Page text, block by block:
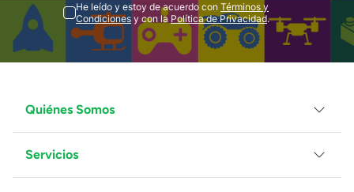
He leído y estoy de acuerdo con Términos y
Condiciones y con la Política de Privacidad.
Quiénes Somos
Grupo Juguetron
Localiza tu tienda
Servicios